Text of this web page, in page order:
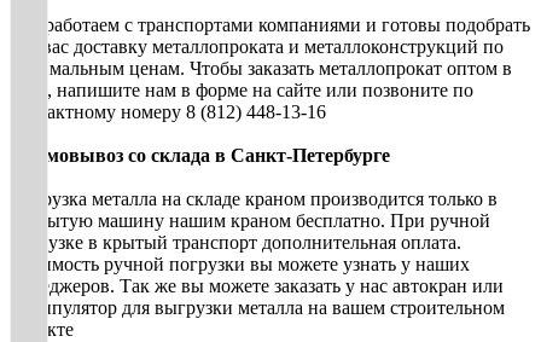
Мы работаем с транспортами компаниями и готовы подобрать
для вас доставку металлопроката и металлоконструкций по
оптимальным ценам. Чтобы заказать металлопрокат оптом в
СПб, напишите нам в форме на сайте или позвоните по
контактному номеру 8 (812) 448-13-16
• Самовывоз со склада в Санкт-Петербурге
Погрузка металла на складе краном производится только в
открытую машину нашим краном бесплатно. При ручной
погрузке в крытый транспорт дополнительная оплата.
Стоимость ручной погрузки вы можете узнать у наших
менеджеров. Так же вы можете заказать у нас автокран или
манипулятор для выгрузки металла на вашем строительном
объекте